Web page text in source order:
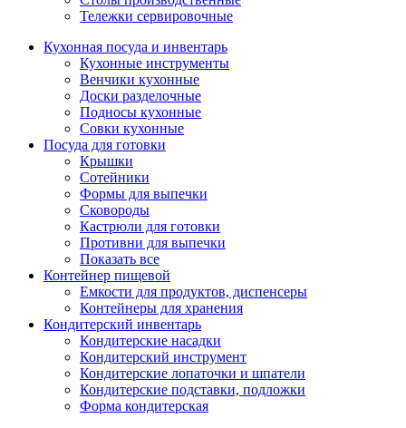
Тележки сервировочные
Кухонная посуда и инвентарь
Кухонные инструменты
Венчики кухонные
Доски разделочные
Подносы кухонные
Совки кухонные
Посуда для готовки
Крышки
Сотейники
Формы для выпечки
Сковороды
Кастрюли для готовки
Противни для выпечки
Показать все
Контейнер пищевой
Емкости для продуктов, диспенсеры
Контейнеры для хранения
Кондитерский инвентарь
Кондитерские насадки
Кондитерский инструмент
Кондитерские лопаточки и шпатели
Кондитерские подставки, подложки
Форма кондитерская